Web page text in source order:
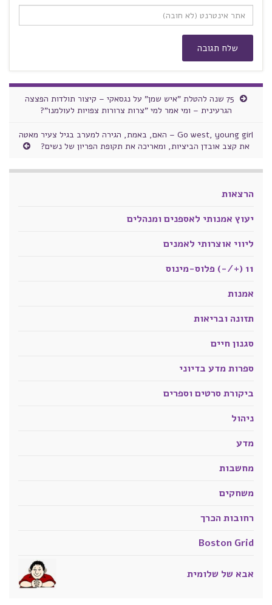
75 שנה להטלת "איש שמן" על נגסאקי – קיצור תולדות הפצצה
הגרעינית – ומי אמר למי "צרות צרורות צפויות לעולמנו"?
Go west, young girl – האם, באמת, הגירה למערב בגיל צעיר מאטה
את קצב אובדן הביציות, ומאריכה את תקופת הפריון של נשים?
הרצאות
יעוץ אמנותי לאספנים ומנהלים
ליווי אוצרותי לאמנים
11 (+/-) פלוס-מינוס
אמנות
תזונה ובריאות
סגנון חיים
ספרות מדע בדיוני
ביקורת סרטים וספרים
ניהול
מדע
מחשבות
משחקים
רחובות הכרך
Boston Grid
אבא של שלומית